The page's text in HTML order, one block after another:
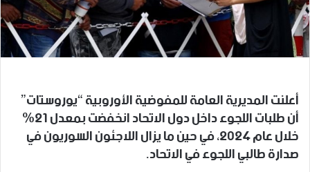
أعلنت المديرية العامة للمفوضية الأوروبية “يوروستات”
أن طلبات اللجوء داخل دول الاتحاد انخفضت بمعدل 21%
خلال عام 2024، في حين ما يزال اللاجئون السوريون في
صدارة طالبي اللجوء في الاتحاد.